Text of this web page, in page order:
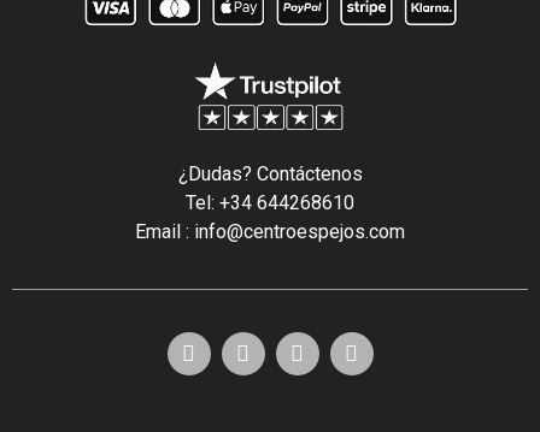
¿Dudas? Contáctenos
Tel: +34 644268610
Email : info@centroespejos.com